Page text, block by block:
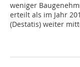
weniger
erteilt als im Jahr
(Destatis) weiter